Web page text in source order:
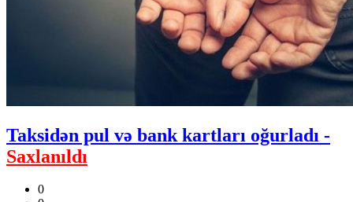
Taksidən pul və bank kartları oğurladı -
Saxlanıldı
0